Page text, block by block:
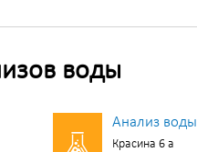
воды
Анализ воды
Красина 6 а